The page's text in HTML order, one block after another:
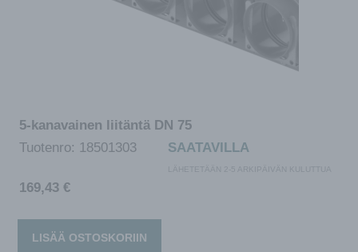
5-kanavainen liitäntä DN 75
Tuotenro: 18501303 SAATAVILLA
LÄHETETÄÄN 2-5 ARKIPÄIVÄN KULUTTUA
169,43 €
LISÄÄ OSTOSKORIIN